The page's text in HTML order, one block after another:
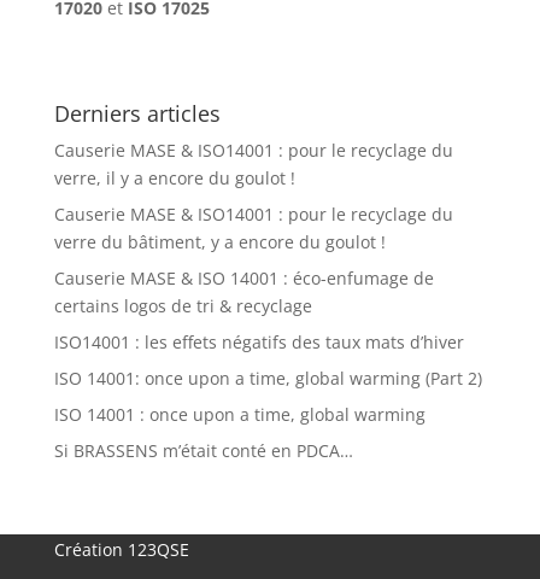
17020et ISO 17025
Derniers articles
Causerie MASE & ISO14001 : pour le recyclage du
verre, il y a encore du goulot !
Causerie MASE & ISO14001 : pour le recyclage du
verre du bâtiment, y a encore du goulot !
Causerie MASE & ISO 14001 : éco-enfumage de
certains logos de tri & recyclage
ISO14001 : les effets négatifs des taux mats d’hiver
ISO 14001: once upon a time, global warming (Part 2)
ISO 14001 : once upon a time, global warming
Si BRASSENS m’était conté en PDCA…
Création 123QSE